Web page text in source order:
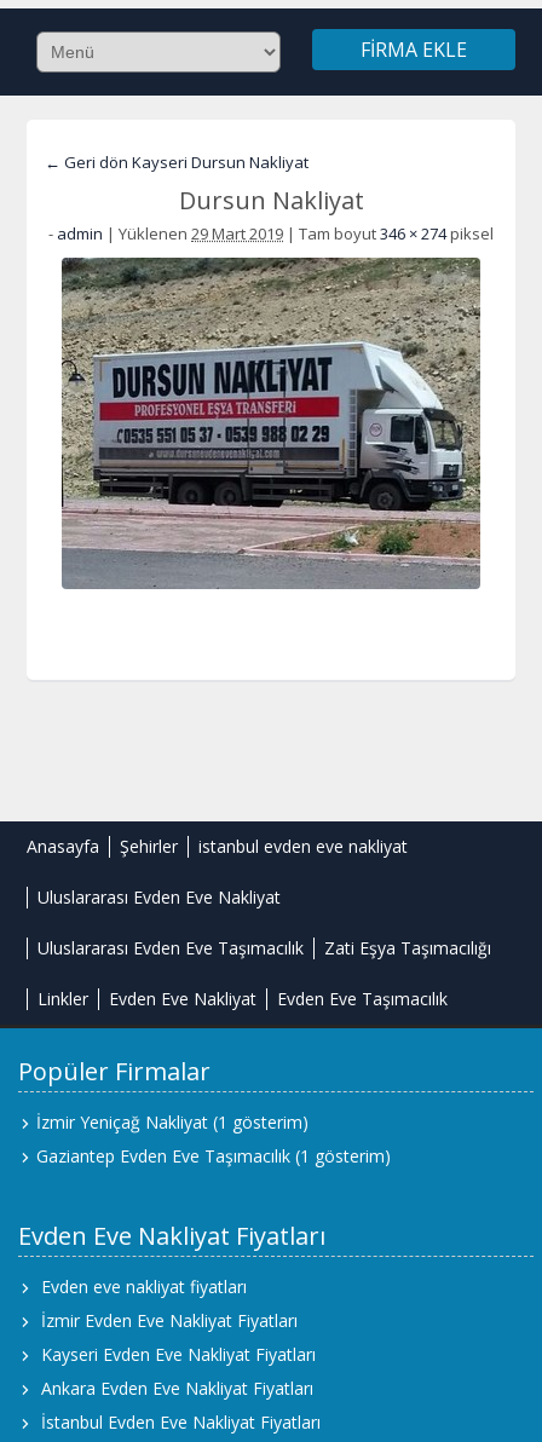
FIRMA EKLE
← Geri dön Kayseri Dursun Nakliyat
Dursun Nakliyat
- admin | Yüklenen 29 Mart 2019 | Tam boyut346 × 274piksel
Anasayfa Şehirler istanbul evden eve nakliyat
Uluslararası Evden Eve Nakliyat
Uluslararası Evden Eve Taşımacılık Zati Eşya Taşımacılığı
Linkler Evden Eve Nakliyat Evden Eve Taşımacılık
Popüler Firmalar
İzmir Yeniçağ Nakliyat (1 gösterim)
Gaziantep Evden Eve Taşımacılık (1 gösterim)
Evden Eve Nakliyat Fiyatları
Evden eve nakliyat fiyatları
İzmir Evden Eve Nakliyat Fiyatları
Kayseri Evden Eve Nakliyat Fiyatları
Ankara Evden Eve Nakliyat Fiyatları
İstanbul Evden Eve Nakliyat Fiyatları